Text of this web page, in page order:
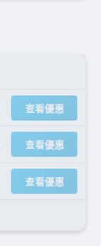
查看優惠
查看優惠
查看優惠